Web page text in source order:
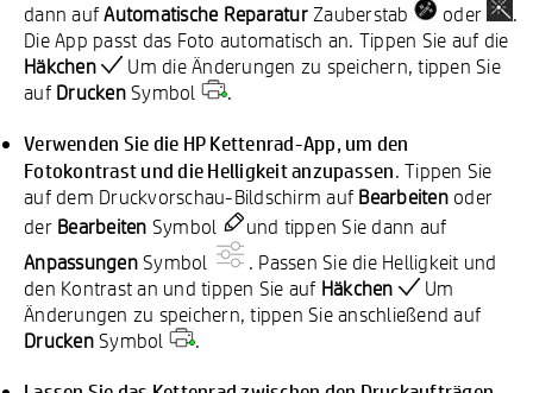
dann aufAutomatische ReparaturZauberstab oder
.
Die App passt das Foto automatisch an. Tippen Sie auf die
Häkchen
Um die Änderungen zu speichern, tippen Sie
auf DruckenSymbol .
Verwenden Sie die HP Kettenrad-App, um den
Fotokontrast und die Helligkeit anzupassen. Tippen Sie
auf dem Druckvorschau-Bildschirm auf Bearbeitenoder
der Bearbeiten Symbol
und tippen Sie dann auf
AnpassungenSymbol
. Passen Sie die Helligkeit und
den Kontrast an und tippen Sie auf Häkchen
Um
Änderungen zu speichern, tippen Sie anschließend auf
DruckenSymbol .